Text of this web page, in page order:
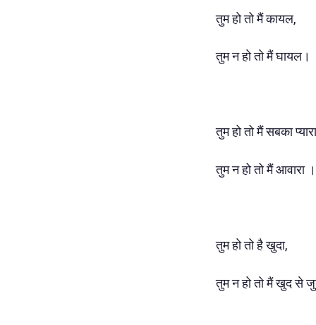
तुम हो तो मैं कायल,
तुम न हो तो मैं घायल।
तुम हो तो मैं सबका
तुम न हो तो मैं आवारा ।
तुम हो तो है खुदा,
तुम न हो तो मैं खुद से